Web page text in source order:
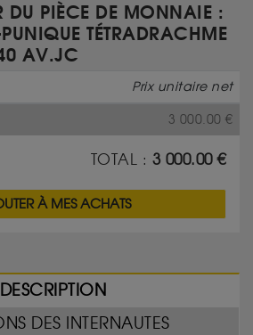
DU PIÈCE DE MONNAIE :
TÉTRADRACHME
AV.JC
Prix unitaire net
3 000.00 €
TOTAL : 3 000.00€
À MES ACHATS
DESCRIPTION
DES INTERNAUTES